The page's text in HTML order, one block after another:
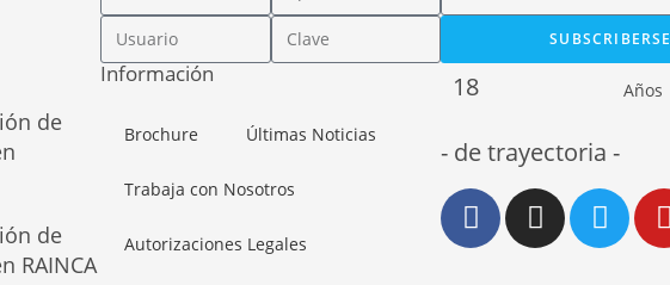
SUBSCRIBERSE
de
de
RAINCA
Información
Brochure Últimas Noticias
Trabaja con Nosotros
Autorizaciones Legales
18 Años
- de trayectoria -